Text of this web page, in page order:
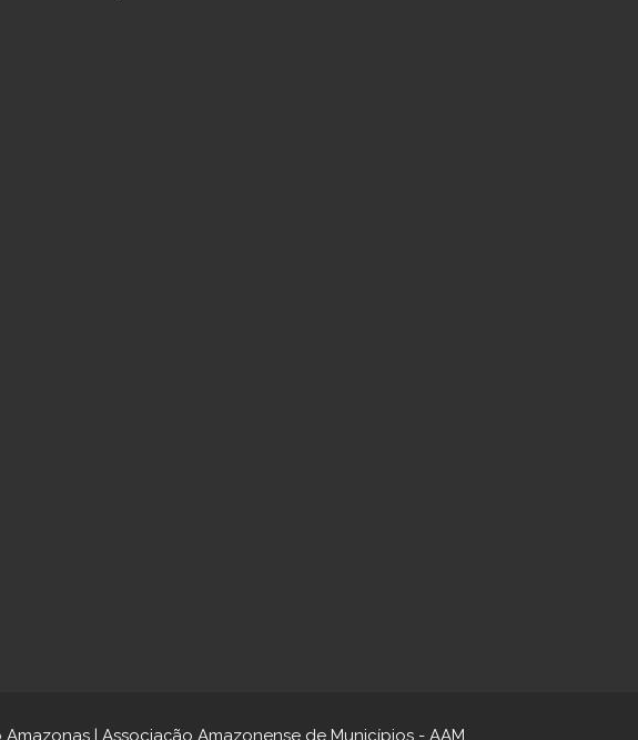
| Associação Amazonense de Municípios - AAM